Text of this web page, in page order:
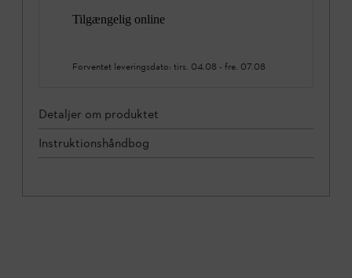
Tilgængelig online
Forventet leveringsdato: tirs. 04.08 - fre. 07.08
Detaljer om produktet
Instruktionshåndbog